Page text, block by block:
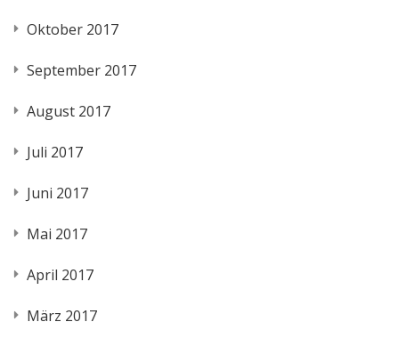
Oktober 2017
September 2017
August 2017
Juli 2017
Juni 2017
Mai 2017
April 2017
März 2017